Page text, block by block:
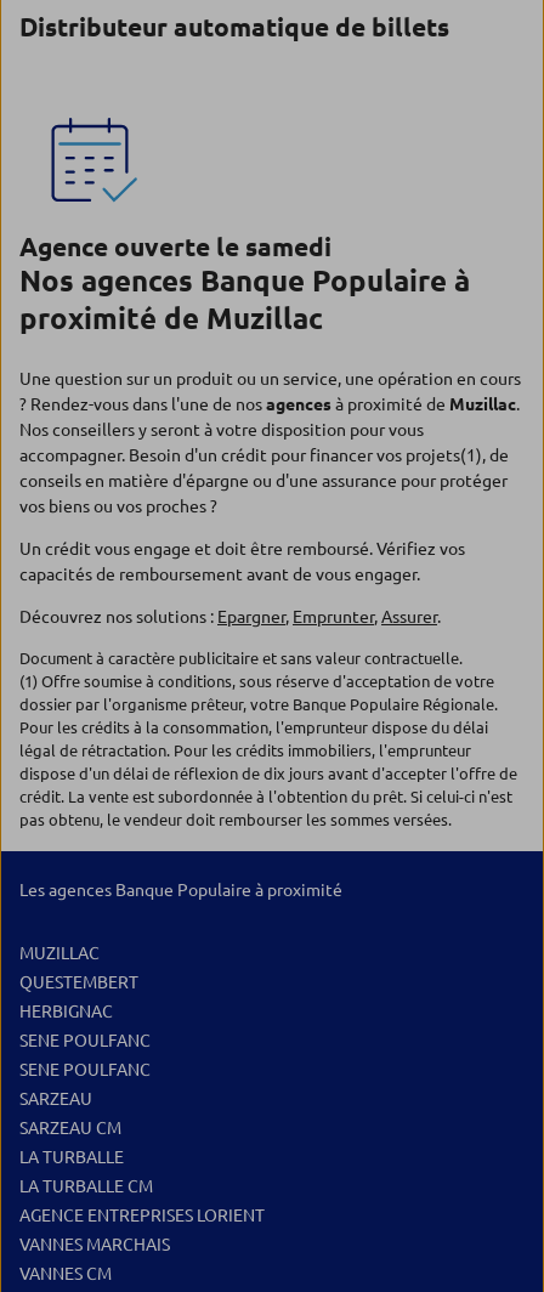
Distributeur automatique de billets
Agence ouverte le samedi
Nos agences Banque Populaire à
proximité de Muzillac
Une question sur un produit ou un service, une opération en cours
? Rendez-vous dans l'une de nosagencesà proximité de Muzillac.
Nos conseillers y seront à votre disposition pour vous
accompagner. Besoin d'un crédit pour financer vos projets(1), de
conseils en matière d'épargne ou d'une assurance pour protéger
vos biens ou vos proches ?
Un crédit vous engage et doit être remboursé. Vérifiez vos
capacités de remboursement avant de vous engager.
Découvrez nos solutions : Epargner, Emprunter,Assurer.
Document à caractère publicitaire et sans valeur contractuelle.
(1) Offre soumise à conditions, sous réserve d'acceptation de votre
dossier par l'organisme prêteur, votre Banque Populaire Régionale.
Pour les crédits à la consommation, l'emprunteur dispose du délai
légal de rétractation. Pour les crédits immobiliers, l'emprunteur
dispose d'un délai de réflexion de dix jours avant d'accepter l'offre de
crédit. La vente est subordonnée à l'obtention du prêt. Si celui-ci n'est
pas obtenu, le vendeur doit rembourser les sommes versées.
Les agences Banque Populaire à proximité
MUZILLAC
QUESTEMBERT
HERBIGNAC
SENE POULFANC
SENE POULFANC
SARZEAU
SARZEAU CM
LA TURBALLE
LA TURBALLE CM
AGENCE ENTREPRISES LORIENT
VANNES MARCHAIS
VANNES CM